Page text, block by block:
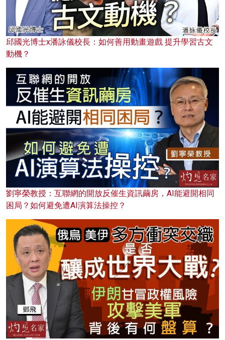
邱國光博士x潘詠儀校長：如何善用動畫遊戲 提升學習古文
動機？
劉寧榮教授：互聯網的開放反催生資訊繭房，AI能避開相同
困局？如何避免遭AI演算法操控？